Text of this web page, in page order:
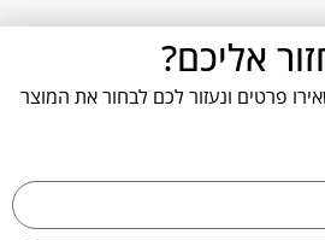
אליכם?
פרטים ונעזור לכם לבחור את המוצר